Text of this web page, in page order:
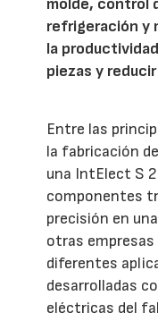
refrigeración y
la
piezas y
Entre las
la fabricación
una IntElect S
componentes
precisión en
otras
diferentes
desarrolladas
eléctricas del